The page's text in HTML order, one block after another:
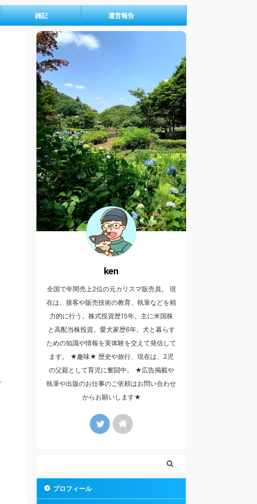
雑記 運営報告
ken
全国で年間売上2位の元カリスマ販売員。 現
在は、接客や販売技術の教育、執筆などを精
力的に行う。株式投資歴15年。主に米国株
と高配当株投資。愛犬家歴6年。犬と暮らす
ための知識や情報を実体験を交えて発信して
ます。 ★趣味★ 歴史や旅行、現在は、2児
の父親として育児に奮闘中。 ★広告掲載や
執筆や出版のお仕事のご依頼はお問い合わせ
からお願いします★
プロフィール